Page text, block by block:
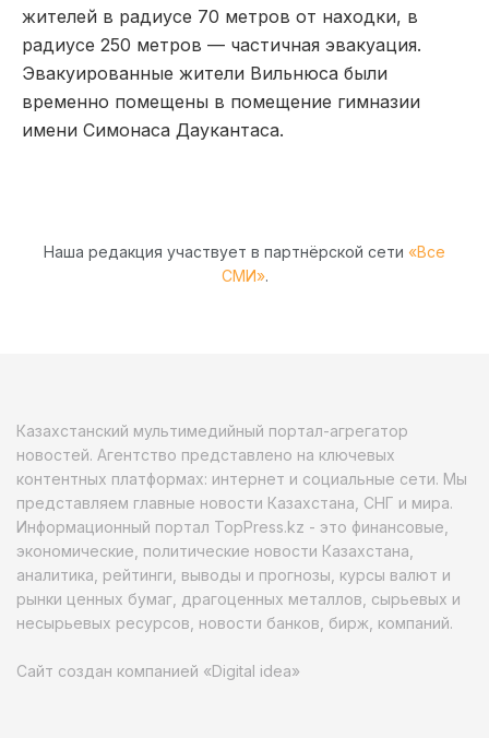
жителей в радиусе 70 метров от находки, в
радиусе 250 метров — частичная эвакуация.
Эвакуированные жители Вильнюса были
временно помещены в помещение гимназии
имени Симонаса Даукантаса.
Наша редакция участвует в партнёрской сети «Все
СМИ».
Казахстанский мультимедийный портал-агрегатор
новостей. Агентство представлено на ключевых
контентных платформах: интернет и социальные сети. Мы
представляем главные новости Казахстана, СНГ и мира.
Информационный портал TopPress.kz - это финансовые,
экономические, политические новости Казахстана,
аналитика, рейтинги, выводы и прогнозы, курсы валют и
рынки ценных бумаг, драгоценных металлов, сырьевых и
несырьевых ресурсов, новости банков, бирж, компаний.
Сайт создан компанией «Digital idea»